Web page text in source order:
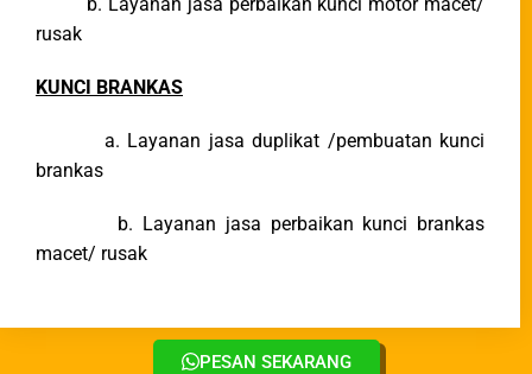
rusak
KUNCI BRANKAS
a. Layanan jasa duplikat /pembuatan kunci
brankas
b. Layanan jasa perbaikan kunci brankas
macet/ rusak
PESAN SEKARANG